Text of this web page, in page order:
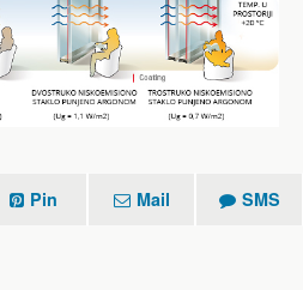
Pin Mail SMS